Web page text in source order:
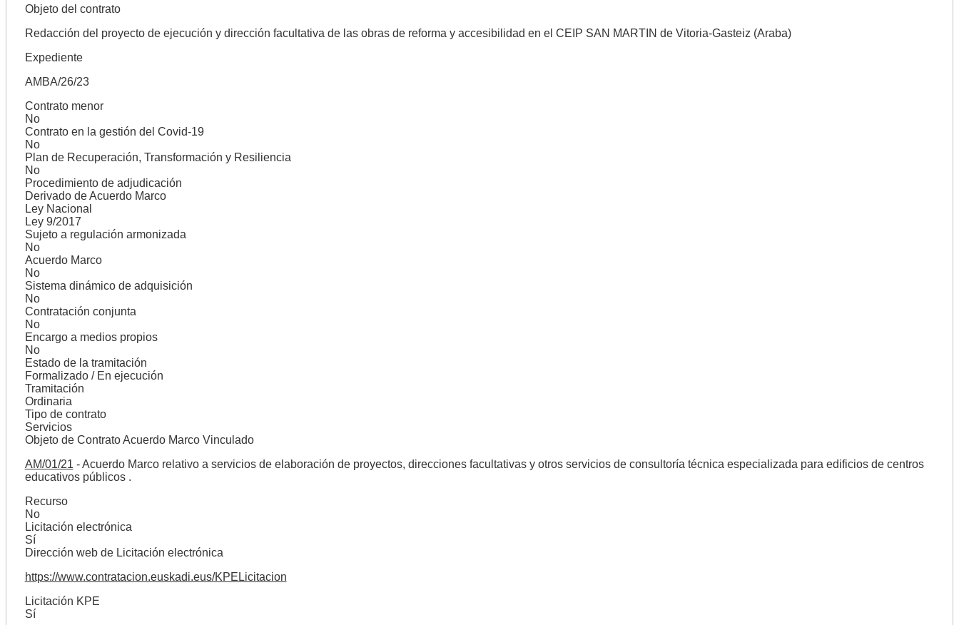
Objeto del contrato
Redacción del proyecto de ejecución y dirección facultativa de las obras de reforma y accesibilidad en el CEIP SAN MARTIN de Vitoria-Gasteiz (Araba)
Expediente
AMBA/26/23
Contrato menor
No
Contrato en la gestión del Covid-19
No
Plan de Recuperación, Transformación y Resiliencia
No
Procedimiento de adjudicación
Derivado de Acuerdo Marco
Ley Nacional
Ley 9/2017
Sujeto a regulación armonizada
No
Acuerdo Marco
No
Sistema dinámico de adquisición
No
Contratación conjunta
No
Encargo a medios propios
No
Estado de la tramitación
Formalizado / En ejecución
Tramitación
Ordinaria
Tipo de contrato
Servicios
Objeto de Contrato Acuerdo Marco Vinculado
AM/01/21 - Acuerdo Marco relativo a servicios de elaboración de proyectos, direcciones facultativas y otros servicios de consultoría técnica especializada para edificios de centros
educativos públicos .
Recurso
No
Licitación electrónica
Sí
Dirección web de Licitación electrónica
https://www.contratacion.euskadi.eus/KPELicitacion
Licitación KPE
Sí